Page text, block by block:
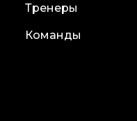
Тренеры
Команды